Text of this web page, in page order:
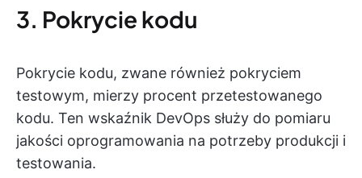
3. Pokrycie kodu
Pokrycie kodu, zwane również pokryciem
testowym, mierzy procent przetestowanego
kodu. Ten wskaźnik DevOps służy do pomiaru
jakości oprogramowania na potrzeby produkcji i
testowania.